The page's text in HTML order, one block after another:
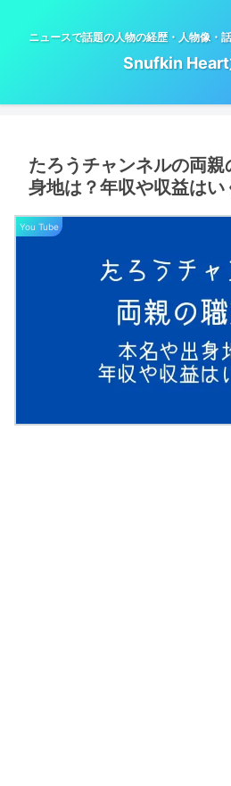
ニュースで話題の人物の経歴・人物像・
Snufkin Heart
たろうチャンネルの両
身地は？年収や収益はい
You Tube